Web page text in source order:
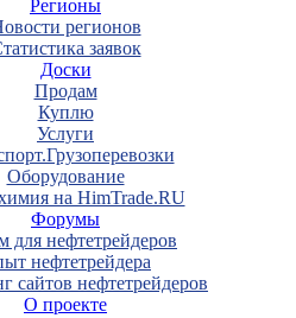
Регионы
регионов
заявок
Доски
Продам
Куплю
Услуги
Оборудование
на HimTrade.RU
Форумы
для нефтетрейдеров
нефтетрейдера
сайтов нефтетрейдеров
О проекте